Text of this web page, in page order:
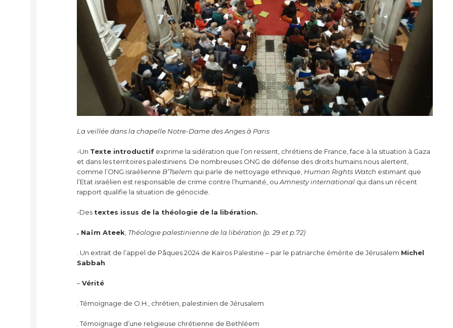
La veillée dans la chapelle Notre-Dame des Anges à Paris
-Un Texte introductif exprime la sidération que l’on ressent, chrétiens de France, face à la situation à Gaza
et dans les territoires palestiniens. De nombreuses ONG de défense des droits humains nous alertent,
comme l’ONG israélienne B’Tselem qui parle de nettoyage ethnique, Human Rights Watch estimant que
l’Etat israélien est responsable de crime contre l’humanité, ou Amnesty international qui dans un récent
rapport qualifie la situation de génocide.
-Des textes issus de la théologie de la libération.
. Naïm Ateek Théologie palestinienne de la libération (p. 29 et p.72)
. Un extrait de l’appel de Pâques 2024 de Kairos Palestine – par le patriarche émérite de Jérusalem Michel
Sabbah
–Vérité
. Témoignage de O.H., chrétien, palestinien de Jérusalem
. Témoignage d’une religieuse chrétienne de Bethléem